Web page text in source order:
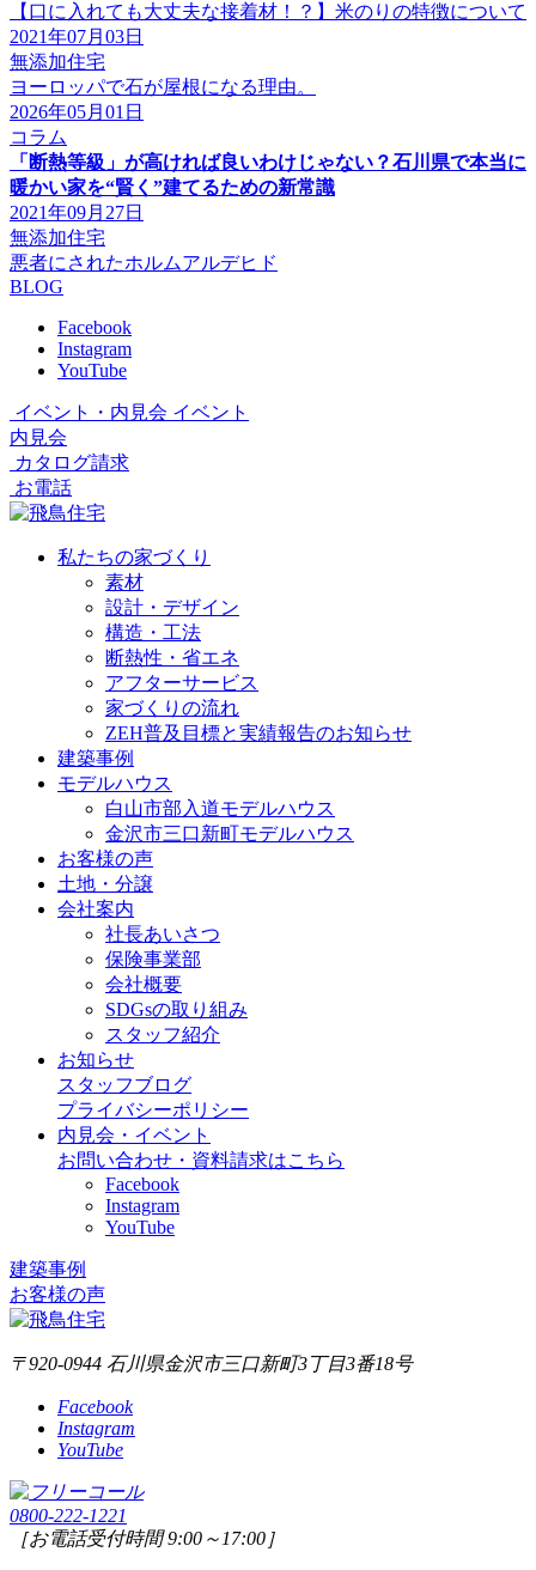
【口に入れても大丈夫な接着材！？】米のりの特徴について
2021年07月03日
無添加住宅
ヨーロッパで石が屋根になる理由。
2026年05月01日
コラム
「断熱等級」が高ければ良いわけじゃない？石川県で本当に
暖かい家を“賢く”建てるための新常識
2021年09月27日
無添加住宅
悪者にされたホルムアルデヒド
BLOG
Facebook
Instagram
YouTube
イベント・内見会 イベント
内見会
カタログ請求
お電話
私たちの家づくり
素材
設計・デザイン
構造・工法
断熱性・省エネ
アフターサービス
家づくりの流れ
ZEH普及目標と実績報告のお知らせ
建築事例
モデルハウス
白山市部入道モデルハウス
金沢市三口新町モデルハウス
お客様の声
土地・分譲
会社案内
社長あいさつ
保険事業部
会社概要
SDGsの取り組み
スタッフ紹介
お知らせ
スタッフブログ
プライバシーポリシー
内見会・イベント
お問い合わせ・資料請求はこちら
Facebook
Instagram
YouTube
建築事例
お客様の声
〒920-0944 石川県金沢市三口新町3丁目3番18号
Facebook
Instagram
YouTube
0800-222-1221
［お電話受付時間 9:00～17:00］